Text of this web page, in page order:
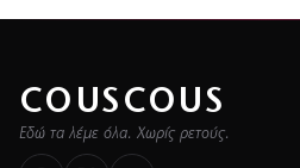
COUSCOUS
Εδώ τα λέμε όλα. Χωρίς ρετούς.